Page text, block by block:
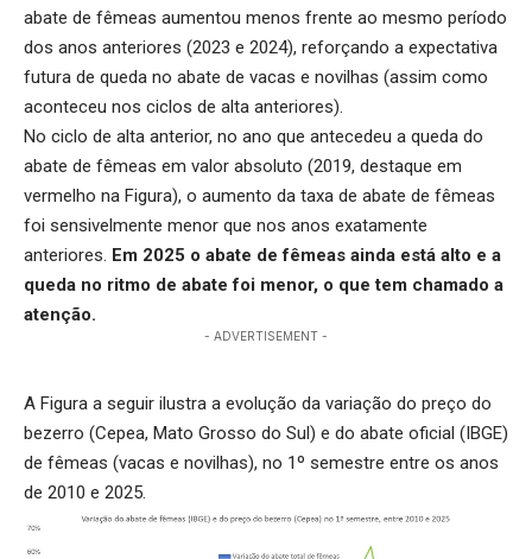
abate de fêmeas aumentou menos frente ao mesmo período
dos anos anteriores (2023 e 2024), reforçando a expectativa
futura de queda no abate de vacas e novilhas (assim como
aconteceu nos ciclos de alta anteriores).
No ciclo de alta anterior, no ano que antecedeu a queda do
abate de fêmeas em valor absoluto (2019, destaque em
vermelho na Figura), o aumento da taxa de abate de fêmeas
foi sensivelmente menor que nos anos exatamente
anteriores. Em 2025 o abate de fêmeas ainda está alto e a
queda no ritmo de abate foi menor, o que tem chamado a
atenção.
- ADVERTISEMENT -
A Figura a seguir ilustra a evolução da variação do preço do
bezerro (Cepea, Mato Grosso do Sul) e do abate oficial (IBGE)
de fêmeas (vacas e novilhas), no 1º semestre entre os anos
de 2010 e 2025.